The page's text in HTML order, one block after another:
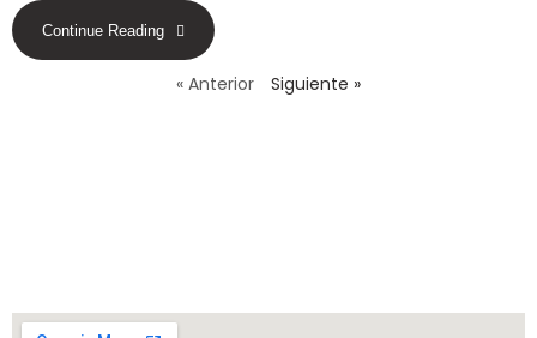
Continue Reading
« Anterior Siguiente »